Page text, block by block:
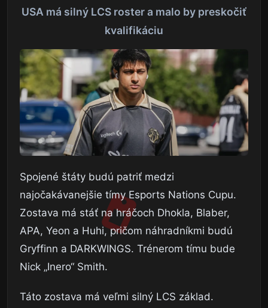
USA má silný LCS roster a malo by preskočiť
kvalifikáciu
Spojené štáty budú patriť medzi
najočakávanejšie tímy Esports Nations Cupu.
Zostava má stáť na hráčoch Dhokla, Blaber,
APA, Yeon a Huhi, pričom náhradníkmi budú
Gryffinn a DARKWINGS. Trénerom tímu bude
Nick „Inero“ Smith.
Táto zostava má veľmi silný LCS základ.